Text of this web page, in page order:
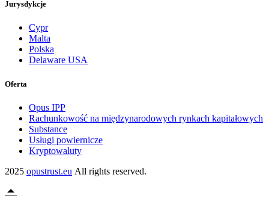
Jurysdykcje
Cypr
Malta
Polska
Delaware USA
Oferta
Opus IPP
Rachunkowość na międzynarodowych rynkach kapitałowych
Substance
Usługi powiernicze
Kryptowaluty
2025 opustrust.eu All rights reserved.